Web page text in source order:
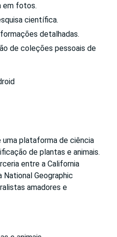
em fotos.
científica.
detalhadas.
de coleções pessoais de
uma plataforma de ciência
de plantas e animais.
entre a California
Geographic
amadores e